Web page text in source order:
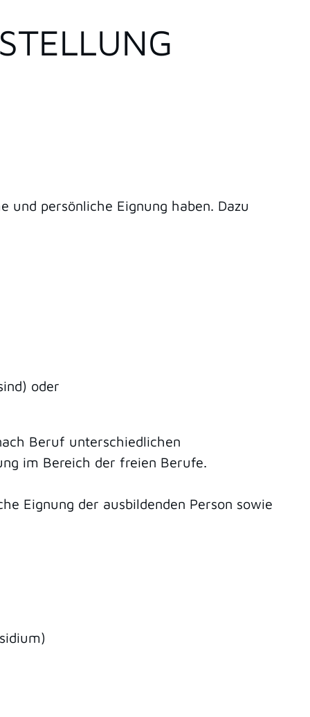
und persönliche Eignung haben. Dazu
oder
Beruf unterschiedlichen
im Bereich der freien Berufe.
Eignung der ausbildenden Person sowie